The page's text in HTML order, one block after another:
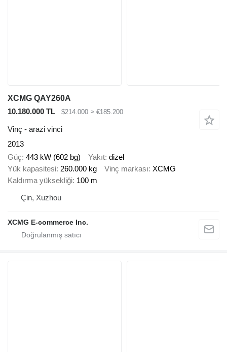
XCMG QAY260A
10.180.000 TL
$214.000 ≈ €185.200
Vinç - arazi vinci
2013
Güç 443 kW (602 bg) Yakıt dizel
Yük kapasitesi 260.000 kg Vinç markası XCMG
Kaldırma yüksekliği 100 m
Çin, Xuzhou
XCMG E-commerce Inc.